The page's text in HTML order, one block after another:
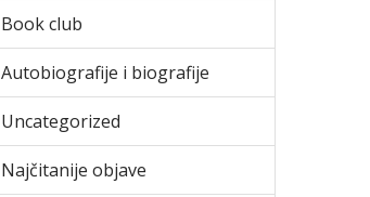
Book club
Autobiografije i biografije
Uncategorized
Najčitanije objave